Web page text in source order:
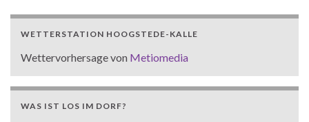
WETTERSTATION HOOGSTEDE-KALLE
Wettervorhersage von Metiomedia
WAS IST LOS IM DORF?